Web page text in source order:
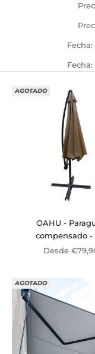
AGOTADO
OAHU -
compensado -
Precio de
Desde
AGOTADO